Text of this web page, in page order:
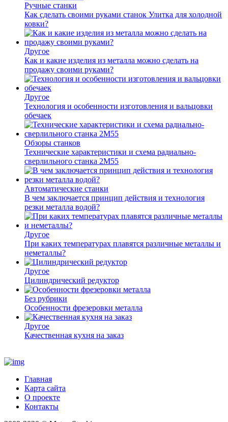
Ручные станки
Как сделать своими руками станок Улитка для холодной
ковки?
Другое
Как и какие изделия из металла можно сделать на
продажу своими руками?
Другое
Технология и особенности изготовления и вальцовки
обечаек
Обзоры станков
Технические характеристики и схема радиально-
сверлильного станка 2М55
Автоматические станки
В чем заключается принцип действия и технология
резки металла водой?
Другое
При каких температурах плавятся различные металлы и
неметаллы?
Другое
Цилиндрический редуктор
Без рубрики
Особенности фрезеровки металла
Другое
Качественная кухня на заказ
Главная
Карта сайта
О проекте
Контакты